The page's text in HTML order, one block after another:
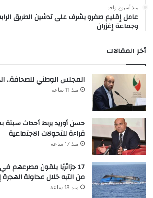
منذ أسبوع واحد
عامل إقليم صفرو يشرف على تدشين الطريق
وجماعة إغزران
أخر المقالات
المجلس الوطني للصحافة..
منذ 11 ساعة
حسن أوريد يربط أحداث سبتة
قراءة للتحولات الاجتماعية
منذ 17 ساعة
من التيه خلال محاولة الهجرة
منذ 18 ساعة